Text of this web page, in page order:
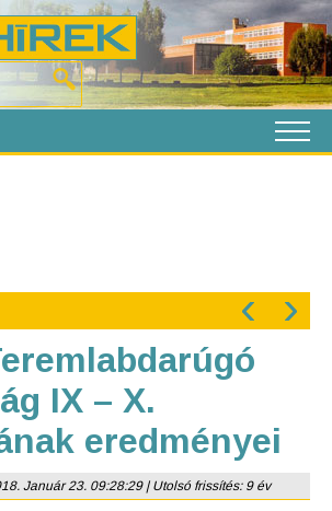
‹ ›
IX – X.
eredményei
Január 23. 09:28:29 | Utolsó frissítés: 9 év